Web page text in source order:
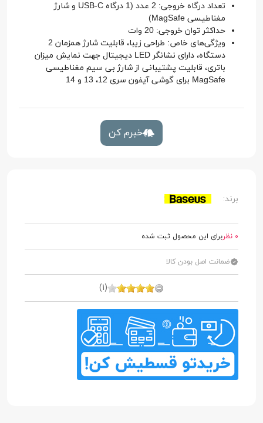
تعداد درگاه خروجی: 2 عدد (1 درگاه USB-C و شارژ
مغناطیسی MagSafe)
حداکثر توان خروجی: 20 وات
ویژگی‌های خاص: طراحی زیبا، قابلیت شارژ همزمان 2
دستگاه، دارای نشانگر LED دیجیتال جهت نمایش میزان
باتری، قابلیت پشتیبانی از شارژ بی سیم مغناطیسی
MagSafe برای گوشی آیفون سری 12، 13 و 14
خبرم کن
برند:
0 نظر برای این محصول ثبت شده
ضمانت اصل بودن کالا
(1)